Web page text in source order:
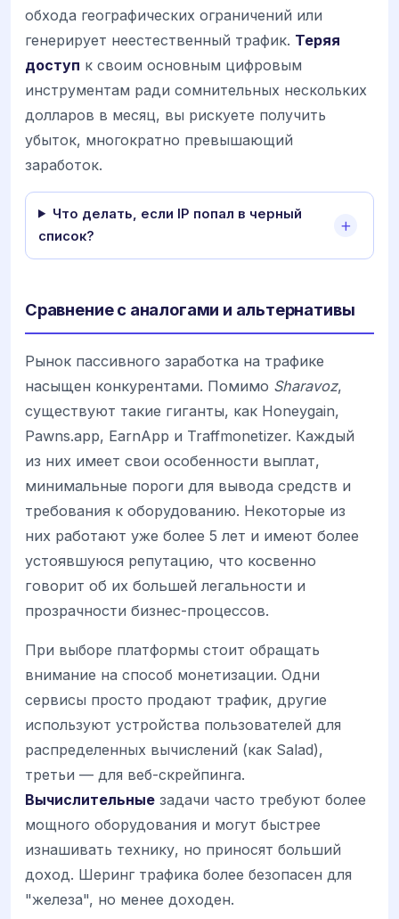
обхода географических ограничений или
генерирует неестественный трафик. Теряя
доступ к своим основным цифровым
инструментам ради сомнительных нескольких
долларов в месяц, вы рискуете получить
убыток, многократно превышающий
заработок.
Что делать, если IP попал в черный
список?
Сравнение с аналогами и альтернативы
Рынок пассивного заработка на трафике
насыщен конкурентами. Помимо Sharavoz,
существуют такие гиганты, как Honeygain,
Pawns.app, EarnApp и Traffmonetizer. Каждый
из них имеет свои особенности выплат,
минимальные пороги для вывода средств и
требования к оборудованию. Некоторые из
них работают уже более 5 лет и имеют более
устоявшуюся репутацию, что косвенно
говорит об их большей легальности и
прозрачности бизнес-процессов.
При выборе платформы стоит обращать
внимание на способ монетизации. Одни
сервисы просто продают трафик, другие
используют устройства пользователей для
распределенных вычислений (как Salad),
третьи — для веб-скрейпинга.
Вычислительные задачи часто требуют более
мощного оборудования и могут быстрее
изнашивать технику, но приносят больший
доход. Шеринг трафика более безопасен для
"железа", но менее доходен.